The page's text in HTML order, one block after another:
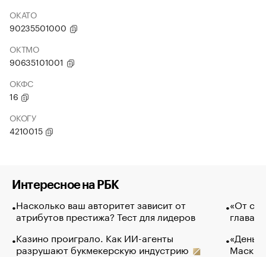
ОКАТО
90235501000
ОКТМО
90635101001
ОКФС
16
ОКОГУ
4210015
Интересное на РБК
Насколько ваш авторитет зависит от
атрибутов престижа? Тест для лидеров
Казино проиграло. Как ИИ-агенты
разрушают букмекерскую индустрию
«От
глава
Маск в